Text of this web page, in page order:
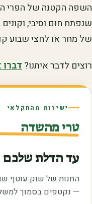
השפה הקטנה של הפרי
שנפתח חום וסיבי,
של מחר או לחצי שבוע
רוצים לדבר איתנו?דברו
ישירות מהחקלאי
טרי מהשדה
עד הדלת שלכם
החנות של שוק עוטף
— נקטפים בסמוך